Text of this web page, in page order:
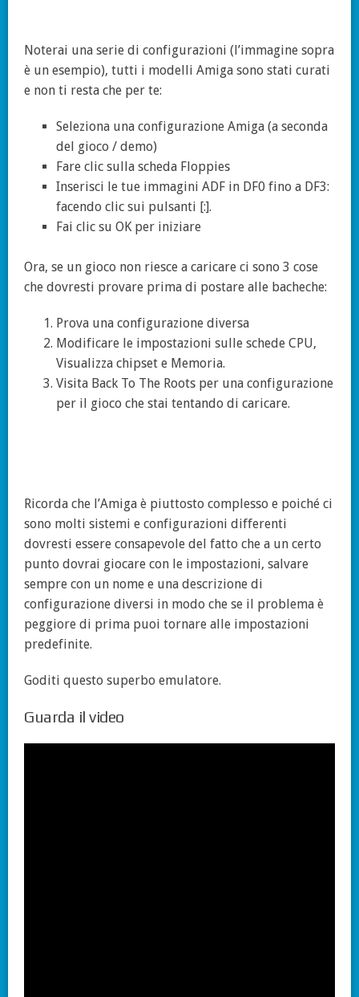
Noterai una serie di configurazioni (l’immagine sopra
è un esempio), tutti i modelli Amiga sono stati curati
e non ti resta che per te:
Seleziona una configurazione Amiga (a seconda
del gioco / demo)
Fare clic sulla scheda Floppies
Inserisci le tue immagini ADF in DF0 fino a DF3:
facendo clic sui pulsanti [:].
Fai clic su OK per iniziare
Ora, se un gioco non riesce a caricare ci sono 3 cose
che dovresti provare prima di postare alle bacheche:
Prova una configurazione diversa
Modificare le impostazioni sulle schede CPU,
Visualizza chipset e Memoria.
Visita Back To The Roots per una configurazione
per il gioco che stai tentando di caricare.
Ricorda che l’Amiga è piuttosto complesso e poiché ci
sono molti sistemi e configurazioni differenti
dovresti essere consapevole del fatto che a un certo
punto dovrai giocare con le impostazioni, salvare
sempre con un nome e una descrizione di
configurazione diversi in modo che se il problema è
peggiore di prima puoi tornare alle impostazioni
predefinite.
Goditi questo superbo emulatore.
Guarda il video